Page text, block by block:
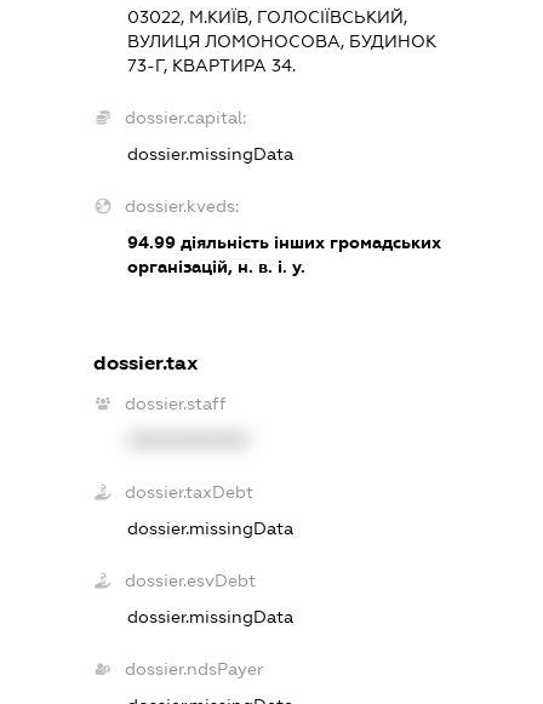
03022, М.КИЇВ, ГОЛОСІЇВСЬКИЙ,
ВУЛИЦЯ ЛОМОНОСОВА, БУДИНОК
73-Г, КВАРТИРА 34.
dossier.capital:
dossier.missingData
dossier.kveds:
94.99діяльність інших громадських
організацій, н. в. і. у.
dossier.tax
dossier.staff
dossier.taxDebt
dossier.missingData
dossier.esvDebt
dossier.missingData
dossier.ndsPayer